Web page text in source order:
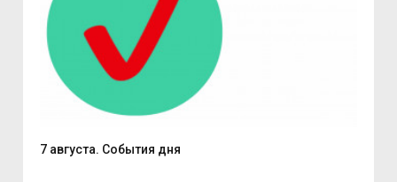
7 августа. События дня